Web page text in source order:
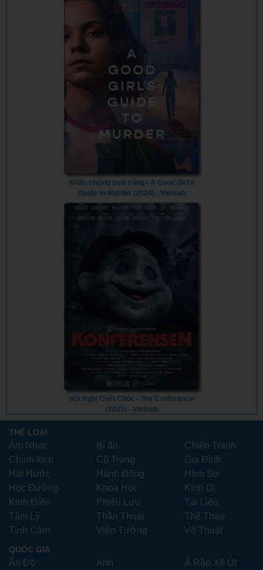
Nhân chứng cuối cùng - A Good Girl's
Guide to Murder (2024) - Vietsub
Hội Nghị Chết Chóc - The Conference
(2023) - Vietsub
THỂ LOẠI
Âm Nhạc Bí ẩn
Chiến Tranh
Chính kịch
Cổ Trang
Gia Đình
Hài Hước
Hành Động
Hình Sự
Học Đường
Khoa Học
Kinh Dị
Kinh Điển
Phiêu Lưu
Tài Liệu
Tâm Lý
Thần Thoại
Thể Thao
Tình Cảm
Viễn Tưởng Võ Thuật
QUỐC GIA
Ấn Độ Anh Ả Rập Xê Út